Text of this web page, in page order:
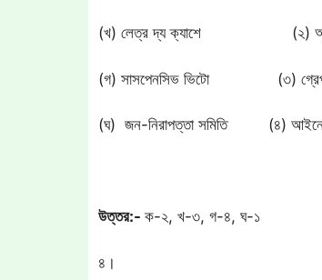
(খ) লেত্র দ্য ক্যাশে (২)
(গ) সাসপেনসিভ ভিটো (৩)
(ঘ) জন-নিরাপত্তা সমিতি (৪) আইনের
উত্তর:- ক-২, খ-৩, গ-৪, ঘ-১
৪।